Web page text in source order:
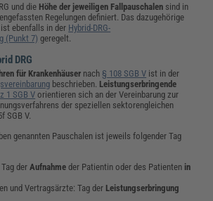
und die Höhe der jeweiligen Fallpauschalen sind in
Regelungen definiert. Das dazugehörige
ist ebenfalls in der Hybrid-DRG-
(Punkt 7) geregelt.
DRG
für Krankenhäuser nach § 108 SGB V ist in der
beschrieben. Leistungserbringende
1 SGB V orientieren sich an der Vereinbarung zur
der speziellen sektorengleichen
SGB V.
genannten Pauschalen ist jeweils folgender Tag
der Aufnahme der Patientin oder des Patienten in
und Vertragsärzte: Tag der Leistungserbringung